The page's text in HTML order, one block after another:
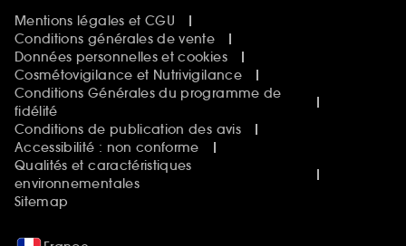
Mentions légales et CGU
Conditions générales de vente
Données personnelles et cookies
Cosmétovigilance et Nutrivigilance
Conditions Générales du programme de
fidélité
Conditions de publication des avis
Accessibilité : non conforme
Qualités et caractéristiques
environnementales
Sitemap